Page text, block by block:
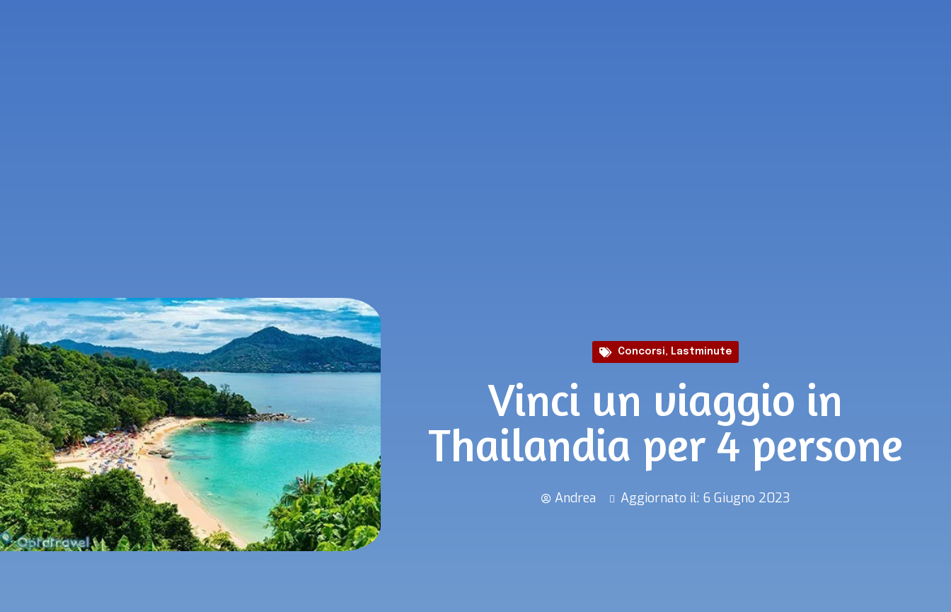
Concorsi, Lastminute
Vinci un viaggio in
Thailandia per 4 persone
Andrea Aggiornato il: 6 Giugno 2023